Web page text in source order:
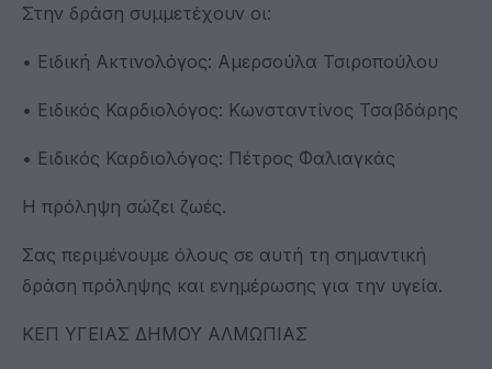
Στην δράση συμμετέχουν οι:
• Ειδική Ακτινολόγος: Αμερσούλα Τσιροπούλου
• Ειδικός Καρδιολόγος: Κωνσταντίνος Τσαβδάρης
• Ειδικός Καρδιολόγος: Πέτρος Φαλιαγκάς
Η πρόληψη σώζει ζωές.
Σας περιμένουμε όλους σε αυτή τη σημαντική
δράση πρόληψης και ενημέρωσης για την υγεία.
ΚΕΠ ΥΓΕΙΑΣ ΔΗΜΟΥ ΑΛΜΩΠΙΑΣ